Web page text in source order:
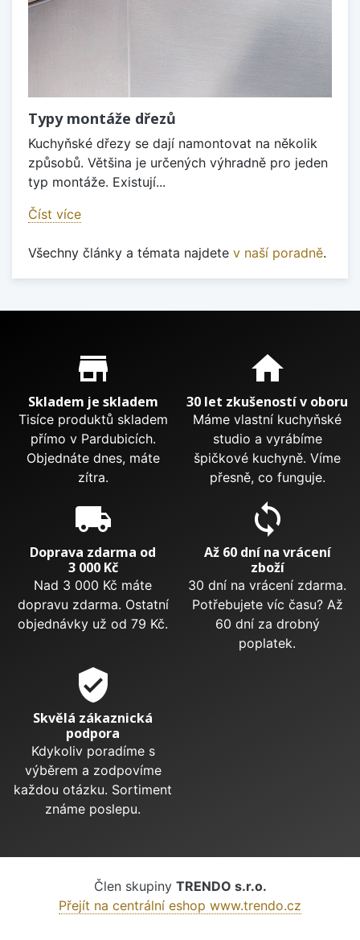
Typy montáže dřezů
Kuchyňské dřezy se dají namontovat na několik
způsobů. Většina je určených výhradně pro jeden
typ montáže. Existují...
Číst více
Všechny články a témata najdete v naší poradně.
Proč nakupovat u nás?
store_mall_directory
Skladem je skladem
Tisíce produktů skladem
přímo v Pardubicích.
Objednáte dnes, máte
zítra.
home
30 let zkušeností v oboru
Máme vlastní kuchyňské
studio a vyrábíme
špičkové kuchyně. Víme
přesně, co funguje.
local_shipping
Doprava zdarma od
3 000 Kč
Nad 3 000 Kč máte
dopravu zdarma. Ostatní
objednávky už od 79 Kč.
sync
Až 60 dní na vrácení
zboží
30 dní na vrácení zdarma.
Potřebujete víc času? Až
60 dní za drobný
poplatek.
verified_user
Skvělá zákaznická
podpora
Kdykoliv poradíme s
výběrem a zodpovíme
každou otázku. Sortiment
známe poslepu.
Člen skupiny TRENDO s.r.o.
Přejít na centrální eshop www.trendo.cz